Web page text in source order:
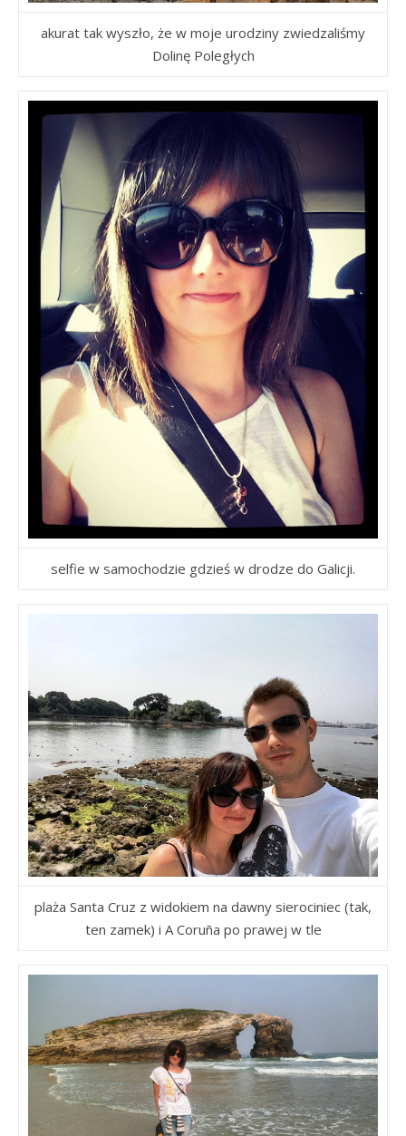
akurat tak wyszło, że w moje urodziny zwiedzaliśmy
Dolinę Poległych
selfie w samochodzie gdzieś w drodze do Galicji.
plaża Santa Cruz z widokiem na dawny sierociniec (tak,
ten zamek) i A Coruña po prawej w tle